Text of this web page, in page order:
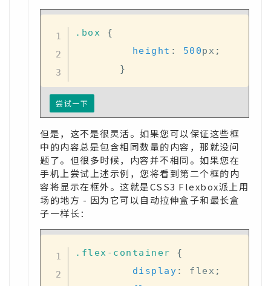
.box
{
height : 500px ;
}
尝试一下
但是，这不是很灵活。如果您可以保证这些框
中的内容总是包含相同数量的内容，那就没问
题了。但很多时候，内容并不相同。如果您在
手机上尝试上述示例，您将看到第二个框的内
容将显示在框外。这就是CSS3 Flexbox派上用
场的地方 - 因为它可以自动拉伸盒子和最长盒
子一样长：
.flex-container
{
display : flex ;